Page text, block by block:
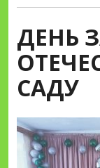
ДЕНЬ
САДУ